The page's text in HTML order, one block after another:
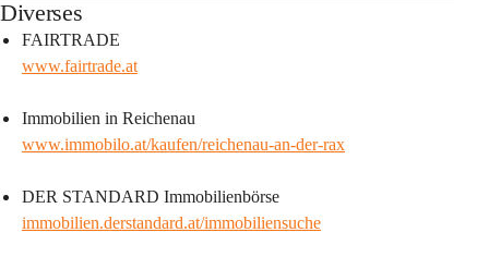
Diverses
FAIRTRADE
www.fairtrade.at
Immobilien in Reichenau
www.immobilo.at/kaufen/reichenau-an-der-rax
DER STANDARD Immobilienbörse
immobilien.derstandard.at/immobiliensuche